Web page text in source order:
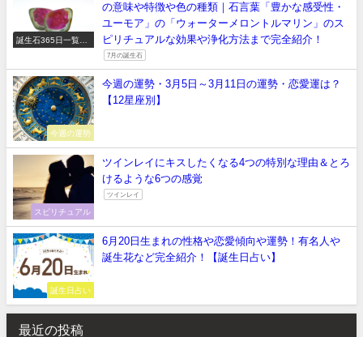
誕生石365日一覧
の意味や特徴や色の種類｜石言葉「豊かな感受性・
ユーモア」の「ウォーターメロントルマリン」のス
ピリチュアルな効果や浄化方法まで完全紹介！
7月の誕生石
今週の運勢
今週の運勢・3月5日～3月11日の運勢・恋愛運は？
【12星座別】
スピリチュアル
ツインレイにキスしたくなる4つの特別な理由＆とろ
けるような6つの感覚
ツインレイ
誕生日占い
6月20日生まれの性格や恋愛傾向や運勢！有名人や
誕生花など完全紹介！【誕生日占い】
最近の投稿